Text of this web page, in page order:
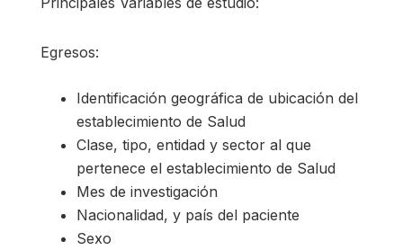
Egresos:
Identificación geográfica de ubicación del
establecimiento de Salud
Clase, tipo, entidad y sector al que
pertenece el establecimiento de Salud
Mes de investigación
Nacionalidad, y país del paciente
Sexo